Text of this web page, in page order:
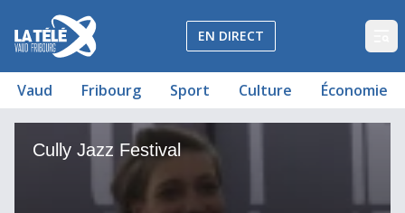
La Télé - Télévision régionale Vaud et Fribourg
EN DIRECT
Vaud Fribourg Sport Culture Économie
Cully Jazz Festival